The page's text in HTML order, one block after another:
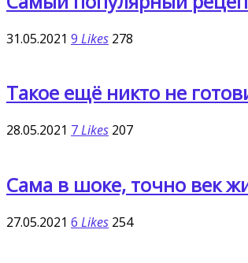
31.05.2021 9 Likes 278
Такое ещё никто не
28.05.2021 7Likes 207
Сама в шоке, точно век
27.05.2021 6 Likes 254